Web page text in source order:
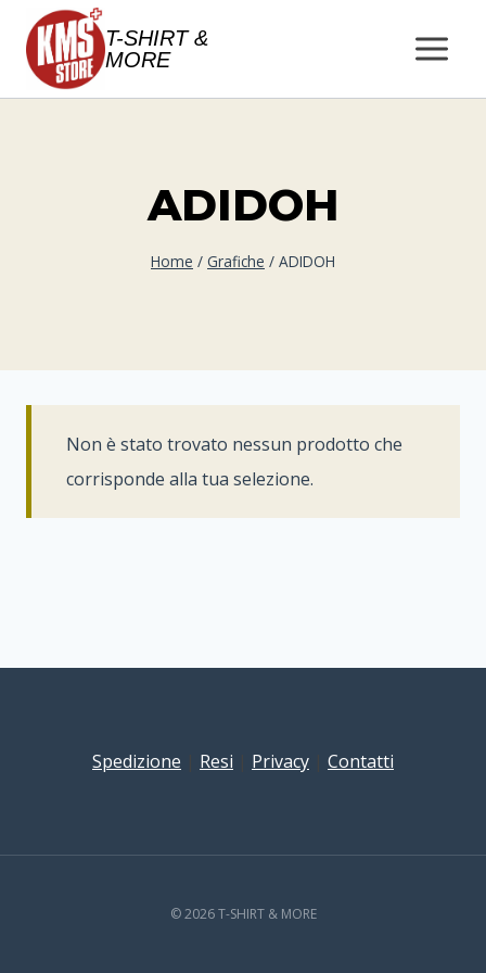
Salta
contenuto
T-SHIRT &
MORE
ADIDOH
Home / Grafiche / ADIDOH
Non è stato trovato nessun prodotto che
corrisponde alla tua selezione.
Spedizione Resi Privacy Contatti
© 2026 T-SHIRT & MORE